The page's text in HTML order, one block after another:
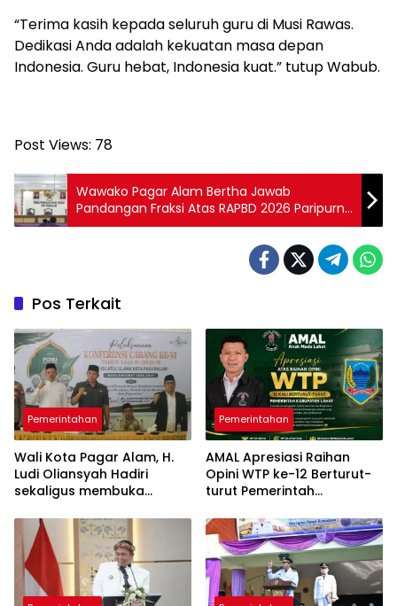
“Terima kasih kepada seluruh guru di Musi Rawas.
Dedikasi Anda adalah kekuatan masa depan
Indonesia. Guru hebat, Indonesia kuat.” tutup Wabub.
Post Views: 78
Wawako Pagar Alam Bertha Jawab
Pandangan Fraksi Atas RAPBD 2026 Paripurna
DPRD
Pos Terkait
Pemerintahan
Wali Kota Pagar Alam, H.
Ludi Oliansyah Hadiri
sekaligus membuka
Ulama
Pemerintahan
AMAL Apresiasi Raihan
Opini WTP ke-12 Berturut-
turut Pemerintah